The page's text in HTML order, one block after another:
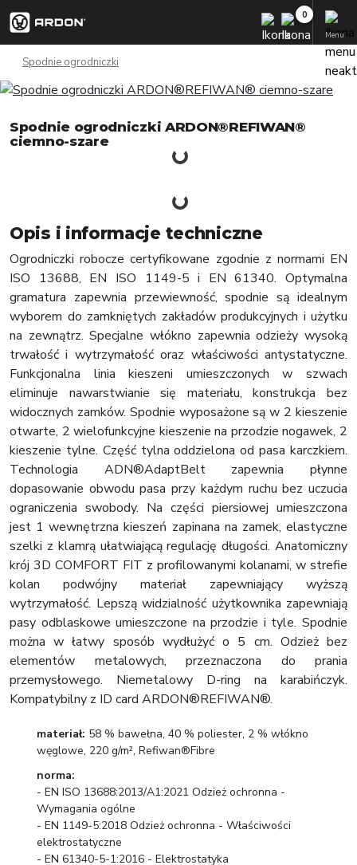
Menu
Spodnie ogrodniczki
Spodnie ogrodniczki ARDON®REFIWAN®
ciemno-szare
Opis i informacje techniczne
Ogrodniczki robocze certyfikowane zgodnie z normami EN
ISO 13688, EN ISO 1149-5 i EN 61340. Optymalna
gramatura zapewnia przewiewność, spodnie są idealnym
wyborem do zamkniętych zakładów produkcyjnych i użytku
na zewnątrz. Specjalne włókno zapewnia odzieży wysoką
trwałość i wytrzymałość oraz właściwości antystatyczne.
Funkcjonalna linia kieszeni umieszczonych w szwach
eliminuje nawarstwianie się materiału, konstrukcja bez
widocznych zamków. Spodnie wyposażone są w 2 kieszenie
otwarte, 2 wielofunkcyjne kieszenie na przodzie nogawek, 2
kieszenie tylne. Część tylna oddzielona od pasa karczkiem.
Technologia ADN®AdaptBelt zapewnia płynne
dopasowanie obwodu pasa przy każdym ruchu bez uczucia
ograniczenia swobody. Na części piersiowej umieszczona
jest 1 wewnętrzna kieszeń zapinana na zamek, elastyczne
szelki z klamrą ułatwiającą regulację długości. Anatomiczny
krój 3D COMFORT FIT z profilowanymi kolanami, w strefie
kolan podwójny materiał zapewniający wyższą
wytrzymałość. Lepszą widzialność użytkownika zapewniają
pasy odblaskowe umieszczone na przodzie i tyle. Spodnie
można w łatwy sposób wydłużyć o 5 cm. Odzież bez
elementów metalowych, przeznaczona do prania
przemysłowego. Niemetalowy D-ring na karabińczyk.
Kompatybilny z ID card ARDON®REFIWAN®.
materiał: 58 % bawełna, 40 % poliester, 2 % włókno
węglowe, 220 g/m², Refiwan®Fibre
norma:
- EN ISO 13688:2013/A1:2021 Odzież ochronna -
Wymagania ogólne
- EN 1149-5:2018 Odzież ochronna - Właściwości
elektrostatyczne
- EN 61340-5-1:2016 - Elektrostatyka